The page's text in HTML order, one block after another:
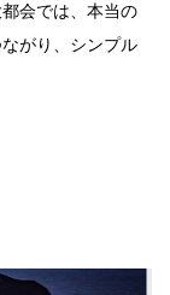
会では、本当の
がり、シンプル